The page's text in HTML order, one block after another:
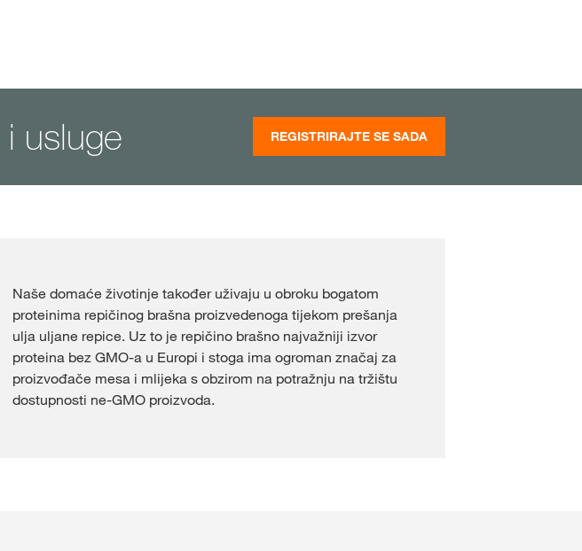
i usluge REGISTRIRAJTE SE SADA
Naše domaće životinje također uživaju u obroku bogatom
proteinima repičinog brašna proizvedenoga tijekom prešanja
ulja uljane repice. Uz to je repičino brašno najvažniji izvor
proteina bez GMO-a u Europi i stoga ima ogroman značaj za
proizvođače mesa i mlijeka s obzirom na potražnju na tržištu
dostupnosti ne-GMO proizvoda.